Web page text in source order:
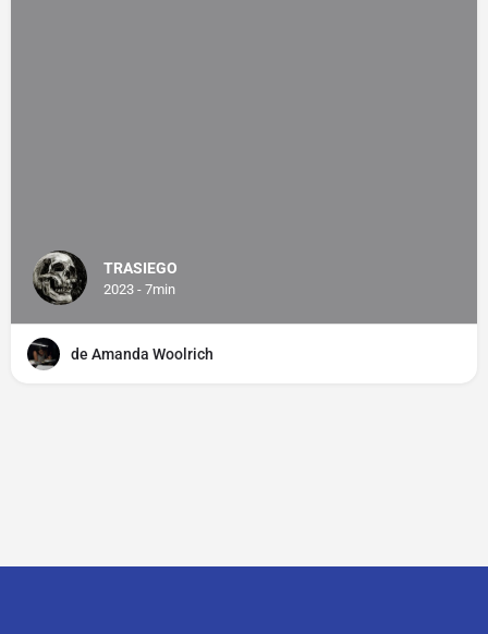
TRASIEGO
2023 - 7min
de Amanda Woolrich